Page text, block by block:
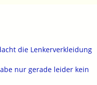
die Lenkerverkleidung
nur gerade leider kein